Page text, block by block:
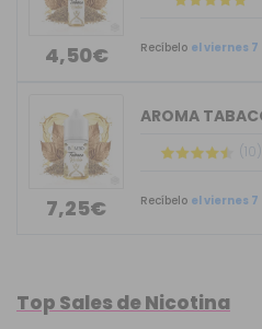
4,50€ Recíbelo el viernes 7
7,25€
(10)
Recíbelo el viernes 7
Top Sales de Nicotina